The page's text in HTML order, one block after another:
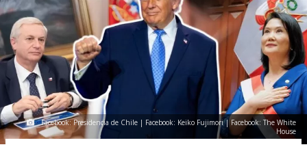
Facebook: Presidencia de Chile | Facebook: Keiko Fujimori | Facebook: The White
House